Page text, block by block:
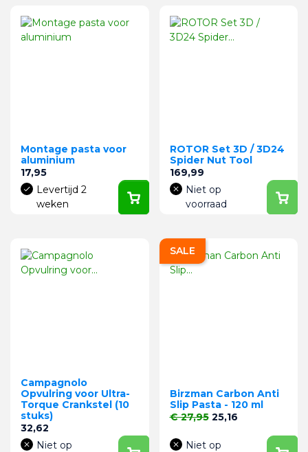
Montage pasta voor
aluminium
Prijs
17,95
Levertijd 2
weken
ROTOR Set 3D / 3D24
Spider Nut Tool
Prijs
169,99
Niet op
voorraad
Campagnolo
Opvulring voor Ultra-
Torque Crankstel (10
stuks)
Prijs
32,62
Niet op
Birzman Carbon Anti
Slip Pasta - 120 ml
Normale prijs
€ 27,95 Prijs
25,16
Niet op
SALE